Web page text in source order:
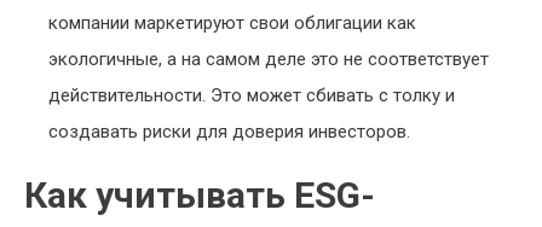
компании маркетируют свои облигации как
экологичные, а на самом деле это не соответствует
действительности. Это может сбивать с толку и
создавать риски для доверия инвесторов.
Как учитывать ESG-